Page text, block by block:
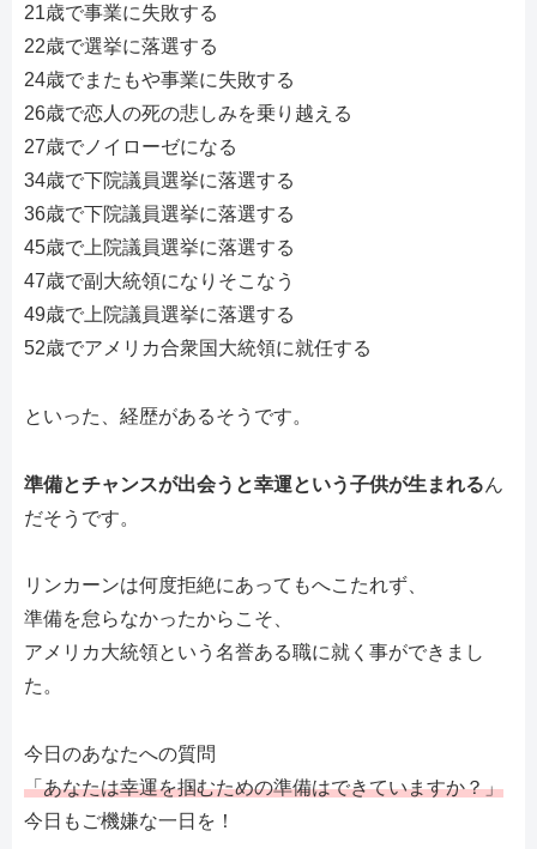
21歳で事業に失敗する
22歳で選挙に落選する
24歳でまたもや事業に失敗する
26歳で恋人の死の悲しみを乗り越える
27歳でノイローゼになる
34歳で下院議員選挙に落選する
36歳で下院議員選挙に落選する
45歳で上院議員選挙に落選する
47歳で副大統領になりそこなう
49歳で上院議員選挙に落選する
52歳でアメリカ合衆国大統領に就任する
といった、経歴があるそうです。
準備とチャンスが出会うと幸運という子供が生まれるん
だそうです。
リンカーンは何度拒絶にあってもへこたれず、
準備を怠らなかったからこそ、
アメリカ大統領という名誉ある職に就く事ができまし
た。
今日のあなたへの質問
「あなたは幸運を掴むための準備はできていますか？」
今日もご機嫌な一日を！